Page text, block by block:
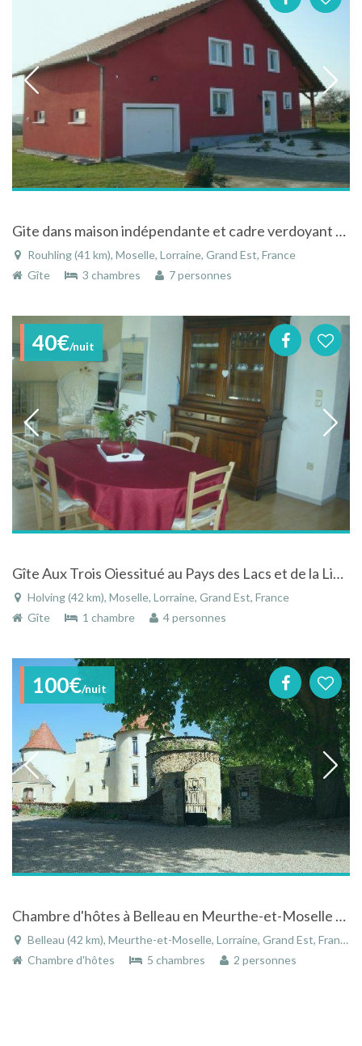
Gite dans maison indépendante et cadre verdoyant à Rouhling en Moselle en Lorraine
Rouhling (41 km), Moselle, Lorraine, Grand Est, France
Gîte
3 chambres 7 personnes
40€/nuit
Gîte Aux Trois Oiessitué au Pays des Lacs et de la Ligne Maginot
Holving (42 km), Moselle, Lorraine, Grand Est, France
Gîte
1 chambre 4 personnes
100€/nuit
Chambre d'hôtes à Belleau en Meurthe-et-Moselle au coeur de la Lorraine
Belleau (42 km), Meurthe-et-Moselle, Lorraine, Grand Est, France
Chambre d'hôtes
5 chambres 2 personnes